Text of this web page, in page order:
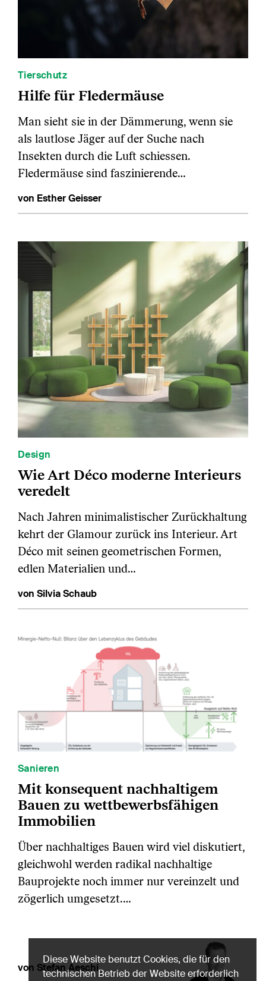
Tierschutz
Hilfe für Fledermäuse
Man sieht sie in der Dämmerung, wenn sie
als lautlose Jäger auf der Suche nach
Insekten durch die Luft schiessen.
Fledermäuse sind faszinierende…
von Esther Geisser
Design
Wie Art Déco moderne Interieurs
veredelt
Nach Jahren minimalistischer Zurückhaltung
kehrt der Glamour zurück ins Interieur. Art
Déco mit seinen geometrischen Formen,
edlen Materialien und…
von Silvia Schaub
Sanieren
Mit konsequent nachhaltigem
Bauen zu wettbewerbsfähigen
Immobilien
Über nachhaltiges Bauen wird viel diskutiert,
gleichwohl werden radikal nachhaltige
Bauprojekte noch immer nur vereinzelt und
zögerlich umgesetzt.…
von Stefan Aeschi
Diese Website benutzt Cookies, die für den
technischen Betrieb der Website erforderlich